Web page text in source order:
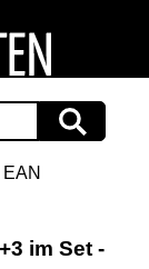
im Set -